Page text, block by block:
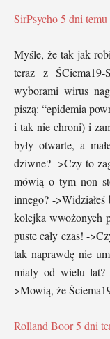
SirPsycho5 dni
Myśle, że tak jak
teraz z
wyborami wirus
piszą: “epidemia
i tak nie chroni) i
były otwarte, a
dziwne? ->Czy to
mówią o tym non
innego? -
kolejka wwożonych
puste cały czas! -
tak naprawdę nie
mialy od wielu lat?
>Mowią, że
Rolland Boor5 dni